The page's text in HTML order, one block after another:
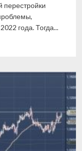
перестройки
года. Тогда...